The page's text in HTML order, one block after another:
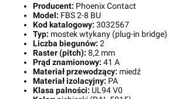
Producent: Phoenix Contact
Model: FBS 2-8 BU
Kod katalogowy: 3032567
Typ: mostek wtykany (plug-in bridge)
Liczba biegunów: 2
Raster (pitch): 8,2 mm
Prąd znamionowy: 41 A
Materiał przewodzący: miedź
Materiał izolacyjny: PA
Klasa palności: UL94 V0